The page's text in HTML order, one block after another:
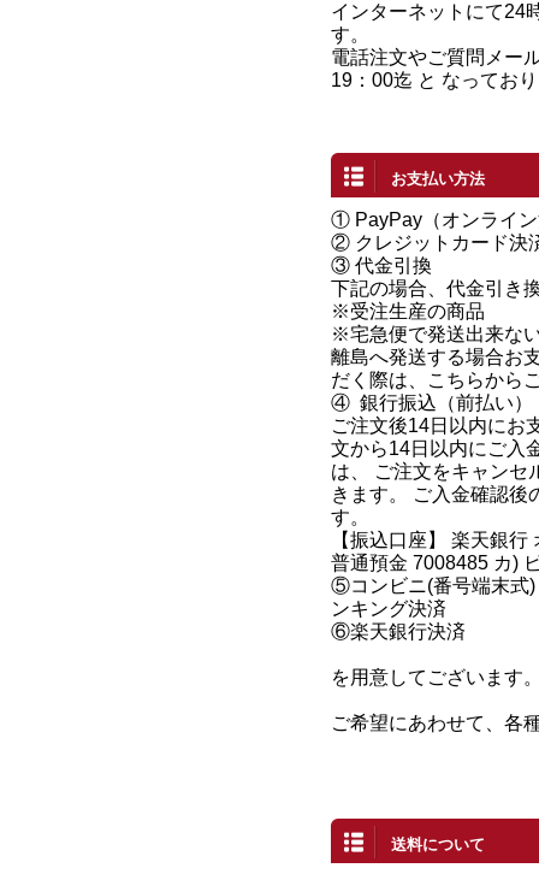
インターネットにて24
す。
電話注文やご質問メー
19：00迄 と なってお
お支払い方法
① PayPay（オンライ
② クレジットカード決
③ 代金引換
下記の場合、代金引き
※受注生産の商品
※宅急便で発送出来な
離島へ発送する場合お
だく際は、こちらから
④ 銀行振込（前払い）
ご注文後14日以内にお
文から14日以内にご入
は、 ご注文をキャンセ
きます。 ご入金確認後
す。
【振込口座】 楽天銀行
普通預金 7008485 カ)
⑤コンビニ(番号端末式)
ンキング決済
⑥楽天銀行決済
を用意してございます
ご希望にあわせて、各
送料について